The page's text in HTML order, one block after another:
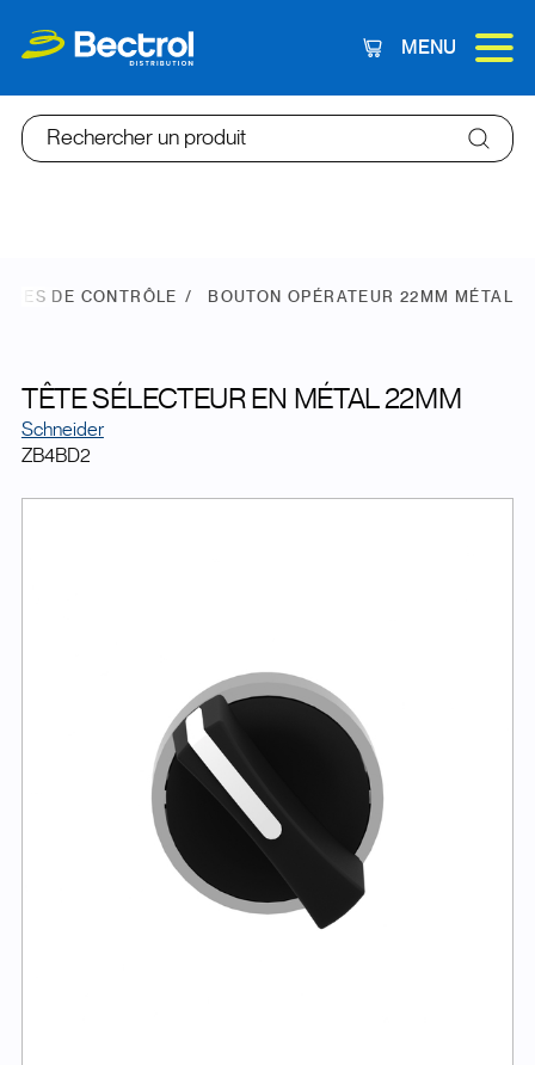
Panier
MENU
Rechercher un produit
DE CONTRÔLE BOUTON OPÉRATEUR 22MM MÉTAL
TÊTE SÉLECTEUR EN MÉTAL 22MM
Schneider
ZB4BD2